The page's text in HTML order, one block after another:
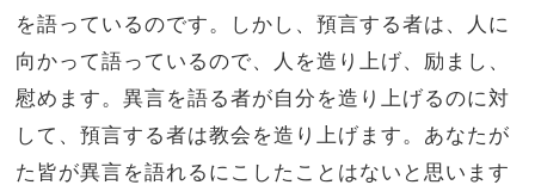
を語っているのです。
しかし、預言する者は、人に
向かって語っているので、人を造り上げ、励まし、
慰めます。異言を語る者が自分を造り上げるのに対
して、預言する者は教会を造り上げます。 あなたが
た皆が異言を語れるにこしたことはないと思います